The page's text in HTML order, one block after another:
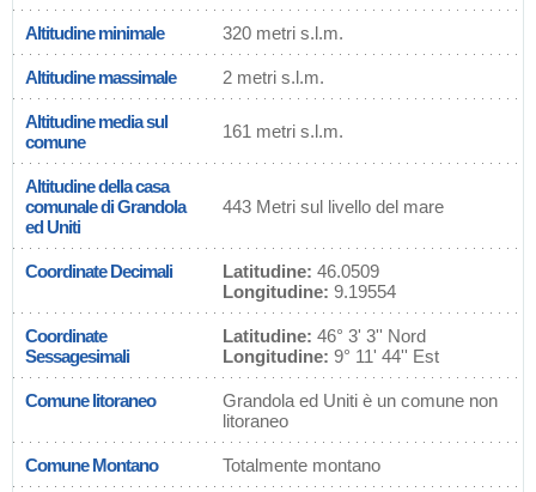
Altitudine minimale 320 metri s.l.m.
Altitudine massimale 2 metri s.l.m.
Altitudine media sul
comune
161 metri s.l.m.
Altitudine della casa
comunale di Grandola
ed Uniti
443 Metri sul livello del mare
Coordinate Decimali Latitudine: 46.0509
Longitudine: 9.19554
Coordinate
Sessagesimali
Latitudine: 46° 3' 3'' Nord
Longitudine: 9° 11' 44'' Est
Comune litoraneo
Grandola ed Uniti è un comune non
litoraneo
Comune Montano Totalmente montano